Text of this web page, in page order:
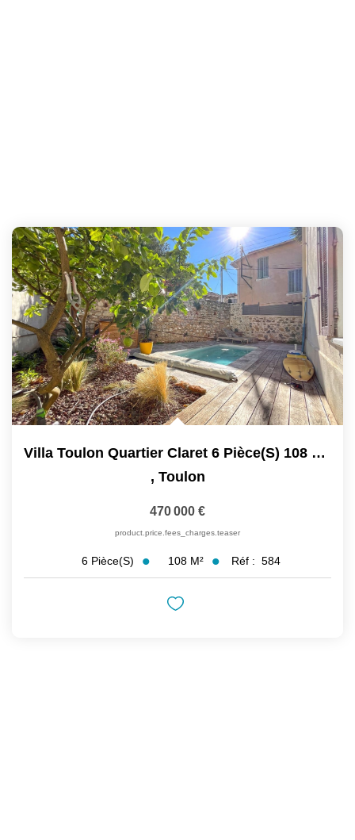
Villa Toulon Quartier Claret 6 Pièce(s) 108 M2 Sur Terrain...
, Toulon
470 000 €
product.price.fees_charges.teaser
6 Pièce(s) 108 M² Réf : 584